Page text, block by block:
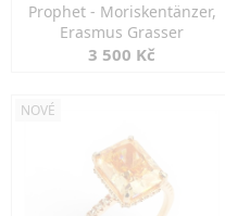
Prophet - Moriskentänzer,
Erasmus Grasser
3 500 Kč
NOVÉ